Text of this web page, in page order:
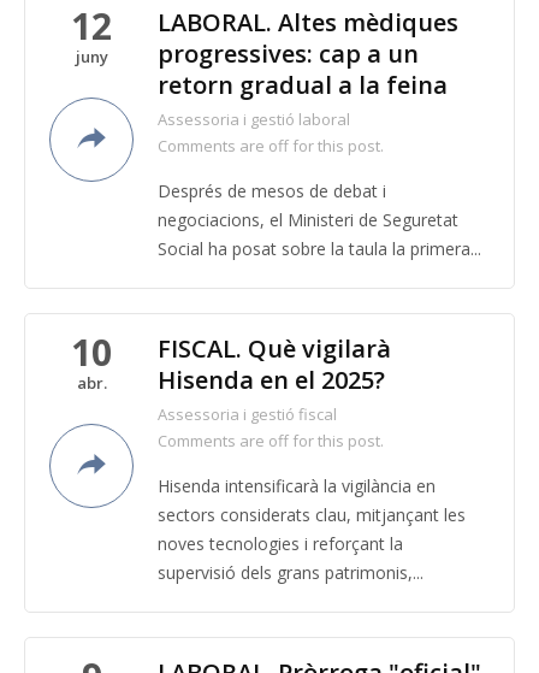
12
juny
LABORAL. Altes mèdiques
progressives: cap a un
retorn gradual a la feina
Assessoria i gestió laboral
Comments are off for this post.
Després de mesos de debat i
negociacions, el Ministeri de Seguretat
Social ha posat sobre la taula la primera...
10
abr.
FISCAL. Què vigilarà
Hisenda en el 2025?
Assessoria i gestió fiscal
Comments are off for this post.
Hisenda intensificarà la vigilància en
sectors considerats clau, mitjançant les
noves tecnologies i reforçant la
supervisió dels grans patrimonis,...